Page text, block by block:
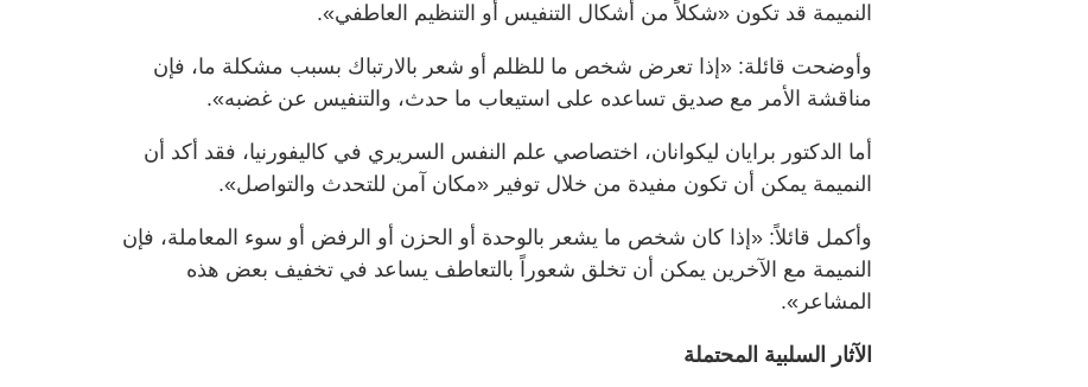
النميمة قد تكون «شكلاً من أشكال التنفيس أو التنظيم العاطفي».
وأوضحت قائلة: «إذا تعرض شخص ما للظلم أو شعر بالارتباك بسبب مشكلة ما، فإن
مناقشة الأمر مع صديق تساعده على استيعاب ما حدث، والتنفيس عن غضبه».
أما الدكتور برايان ليكوانان، اختصاصي علم النفس السريري في كاليفورنيا، فقد أكد أن
النميمة يمكن أن تكون مفيدة من خلال توفير «مكان آمن للتحدث والتواصل».
وأكمل قائلاً: «إذا كان شخص ما يشعر بالوحدة أو الحزن أو الرفض أو سوء المعاملة، فإن
النميمة مع الآخرين يمكن أن تخلق شعوراً بالتعاطف يساعد في تخفيف بعض هذه
المشاعر».
الآثار السلبية المحتملة